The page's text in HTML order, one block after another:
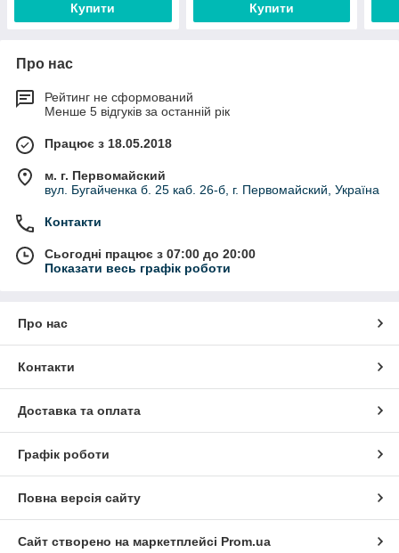
Купити Купити
Про нас
Рейтинг не сформований
Менше 5 відгуків за останній рік
Працює з 18.05.2018
м. г. Первомайский
вул. Бугайченка б. 25 каб. 26-б, г. Первомайский, Україна
Контакти
Сьогодні працює з 07:00 до 20:00
Показати весь графік роботи
Про нас
Контакти
Доставка та оплата
Графік роботи
Повна версія сайту
Сайт створено на маркетплейсі Prom.ua